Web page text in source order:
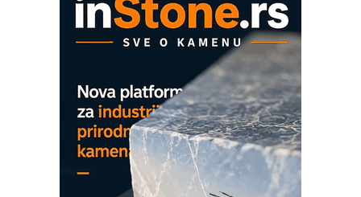
EVOKS Maintenance Management
ROSA i SCHUNK podižu proizvodnju
Detekcija različitih oblika